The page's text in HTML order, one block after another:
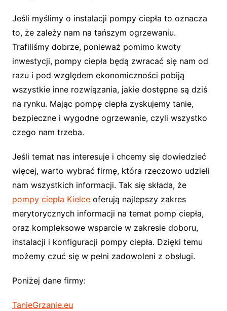
Jeśli myślimy o instalacji pompy ciepła to oznacza
to, że zależy nam na tańszym ogrzewaniu.
Trafiliśmy dobrze, ponieważ pomimo kwoty
inwestycji, pompy ciepła będą zwracać się nam od
razu i pod względem ekonomiczności pobiją
wszystkie inne rozwiązania, jakie dostępne są dziś
na rynku. Mając pompę ciepła zyskujemy tanie,
bezpieczne i wygodne ogrzewanie, czyli wszystko
czego nam trzeba.
Jeśli temat nas interesuje i chcemy się dowiedzieć
więcej, warto wybrać firmę, która rzeczowo udzieli
nam wszystkich informacji. Tak się składa, że
pompy ciepła Kielceoferują najlepszy zakres
merytorycznych informacji na temat pomp ciepła,
oraz kompleksowe wsparcie w zakresie doboru,
instalacji i konfiguracji pompy ciepła. Dzięki temu
możemy czuć się w pełni zadowoleni z obsługi.
Poniżej dane firmy:
TanieGrzanie.eu